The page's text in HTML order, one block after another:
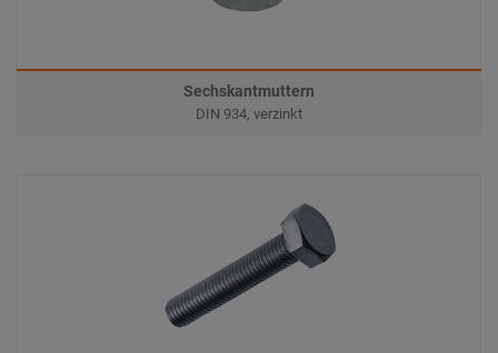
Sechskantmuttern
DIN 934, verzinkt